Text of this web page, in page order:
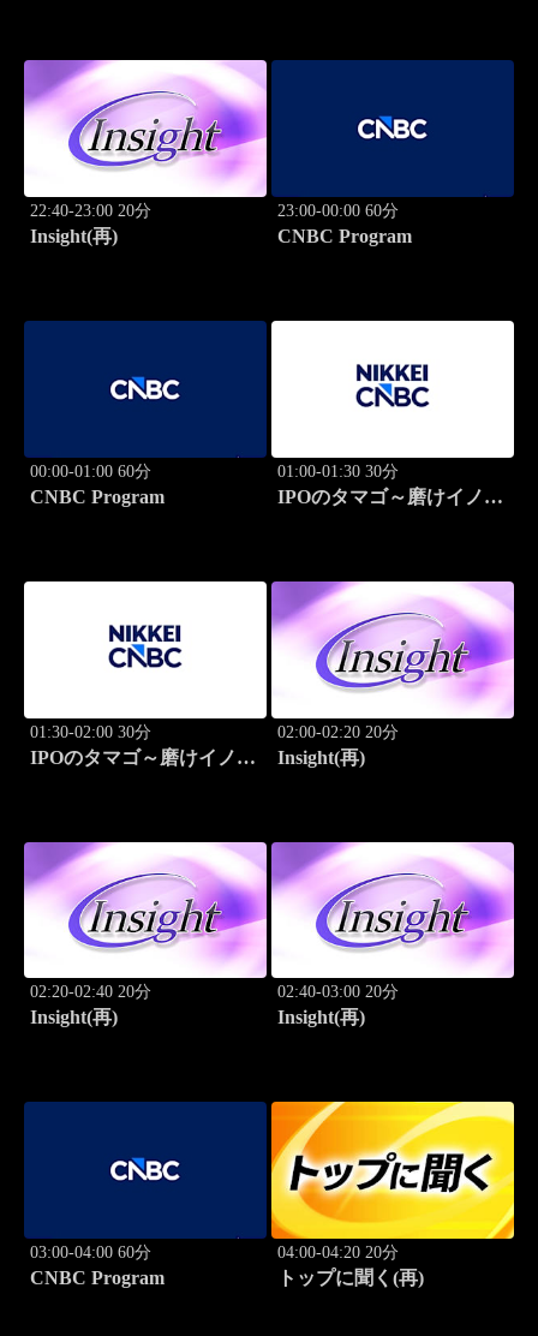
22:40-23:00 20分
Insight(再)
23:00-00:00 60分
CNBC Program
00:00-01:00 60分
CNBC Program
01:00-01:30 30分
IPOのタマゴ～磨けイノベ
01:30-02:00 30分
IPOのタマゴ～磨けイノベ
02:00-02:20 20分
Insight(再)
02:20-02:40 20分
Insight(再)
02:40-03:00 20分
Insight(再)
03:00-04:00 60分
CNBC Program
04:00-04:20 20分
トップに聞く(再)